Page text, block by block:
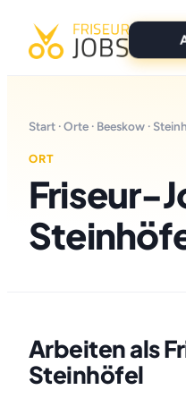
Für Bewerber
Marken
Start ·Orte · Beeskow ·
ORT
Friseur-
Arbeiten als
Steinhöfel